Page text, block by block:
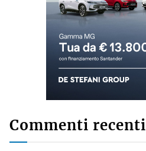
Commenti recenti